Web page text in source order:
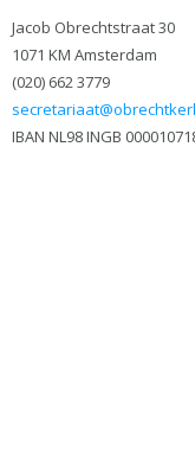
Jacob Obrechtstraat 30
1071 KM Amsterdam
(020) 662 3779
IBAN NL98 INGB